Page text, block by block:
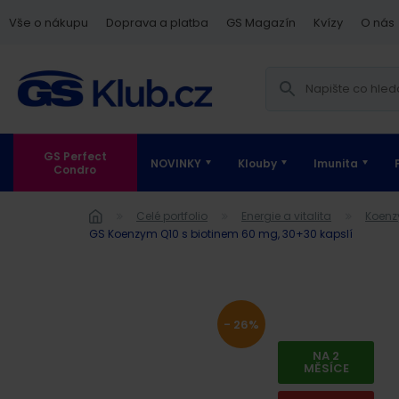
Vše o nákupu Doprava a platba GS Magazín Kvízy O nás
GS Perfect
Condro
NOVINKY Klouby Imunita
Celé portfolio Energie a vitalita
GS Koenzym Q10 s biotinem 60 mg, 30+30 kapslí
NA 2
MĚSÍCE
- 26%